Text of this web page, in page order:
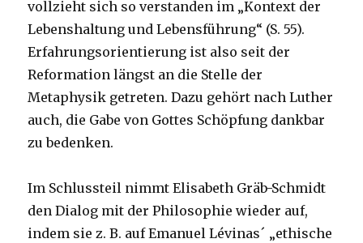
vollzieht sich so verstanden im „Kontext der
Lebenshaltung und Lebensführung“ (S. 55).
Erfahrungsorientierung ist also seit der
Reformation längst an die Stelle der
Metaphysik getreten. Dazu gehört nach Luther
auch, die Gabe von Gottes Schöpfung dankbar
zu bedenken.
Im Schlussteil nimmt Elisabeth Gräb-Schmidt
den Dialog mit der Philosophie wieder auf,
indem sie z. B. auf Emanuel Lévinas´ „ethische